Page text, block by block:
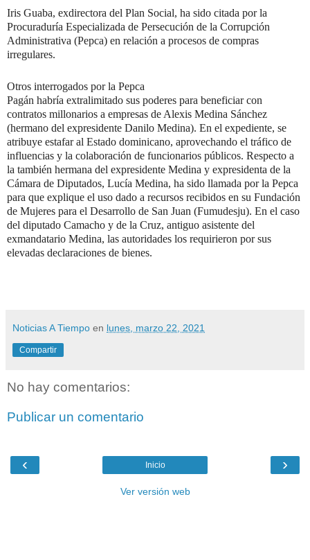
Iris Guaba, exdirectora del Plan Social, ha sido citada por la
Procuraduría Especializada de Persecución de la Corrupción
Administrativa (Pepca) en relación a procesos de compras
irregulares.
Otros interrogados por la Pepca
Pagán habría extralimitado sus poderes para beneficiar con
contratos millonarios a empresas de Alexis Medina Sánchez
(hermano del expresidente Danilo Medina). En el expediente, se
atribuye estafar al Estado dominicano, aprovechando el tráfico de
influencias y la colaboración de funcionarios públicos. Respecto a
la también hermana del expresidente Medina y expresidenta de la
Cámara de Diputados, Lucía Medina, ha sido llamada por la Pepca
para que explique el uso dado a recursos recibidos en su Fundación
de Mujeres para el Desarrollo de San Juan (Fumudesju). En el caso
del diputado Camacho y de la Cruz, antiguo asistente del
exmandatario Medina, las autoridades los requirieron por sus
elevadas declaraciones de bienes.
Noticias A Tiempo en lunes, marzo 22, 2021
Compartir
No hay comentarios:
Publicar un comentario
‹ ›
Inicio
Ver versión web